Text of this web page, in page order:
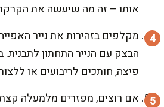
אותו – זה מה שיעשה את
מקלפים בזהירות את נייר
הבצק עם הנייר התחתון לתבנית.
פיצה, חותכים לריבועים או
אם רוצים, מפזרים מלמעלה